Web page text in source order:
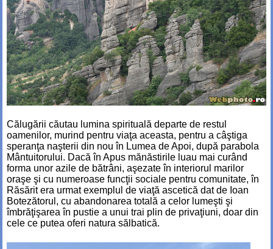
Călugării căutau lumina spirituală departe de restul
oamenilor, murind pentru viaţa aceasta, pentru a câştiga
speranţa naşterii din nou în Lumea de Apoi, după parabola
Mântuitorului. Dacă în Apus mănăstirile luau mai curând
forma unor azile de bătrâni, aşezate în interiorul marilor
oraşe şi cu numeroase funcţii sociale pentru comunitate, în
Răsărit era urmat exemplul de viaţă ascetică dat de Ioan
Botezătorul, cu abandonarea totală a celor lumeşti şi
îmbrăţişarea în pustie a unui trai plin de privaţiuni, doar din
cele ce putea oferi natura sălbatică.